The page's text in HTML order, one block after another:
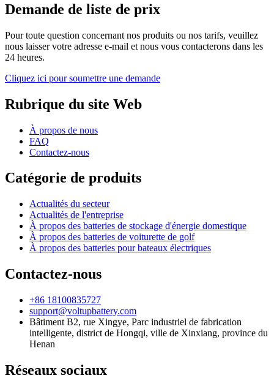
Demande de liste de prix
Pour toute question concernant nos produits ou nos tarifs, veuillez
nous laisser votre adresse e-mail et nous vous contacterons dans les
24 heures.
Cliquez ici pour soumettre une demande
Rubrique du site Web
À propos de nous
FAQ
Contactez-nous
Catégorie de produits
Actualités du secteur
Actualités de l'entreprise
À propos des batteries de stockage d'énergie domestique
À propos des batteries de voiturette de golf
À propos des batteries pour bateaux électriques
Contactez-nous
+86 18100835727
support@voltupbattery.com
Bâtiment B2, rue Xingye, Parc industriel de fabrication
intelligente, district de Hongqi, ville de Xinxiang, province du
Henan
Réseaux sociaux